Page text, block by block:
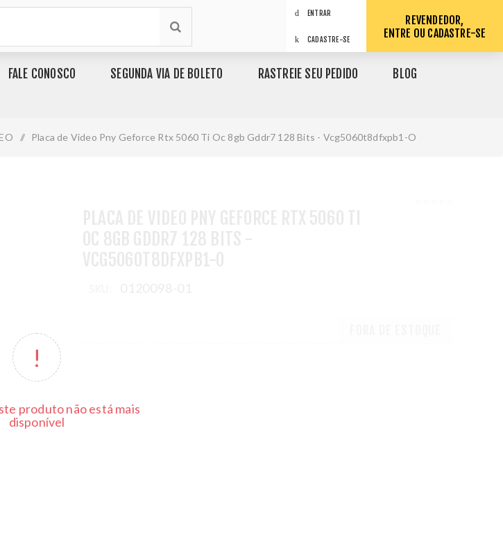
ENTRAR
CADASTRE-SE
REVENDEDOR,
ENTRE OU CADASTRE-SE
FALE CONOSCO SEGUNDA VIA DE BOLETO RASTREIE SEU PEDIDO BLOG
/ Placa de Video Pny Geforce Rtx 5060 Ti Oc 8gb Gddr7 128 Bits - Vcg5060t8dfxpb1-O
produto não está mais
disponível